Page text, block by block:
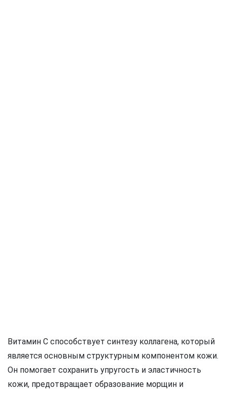
Витамин С способствует синтезу коллагена, который
является основным структурным компонентом кожи.
Он помогает сохранить упругость и эластичность
кожи, предотвращает образование морщин и